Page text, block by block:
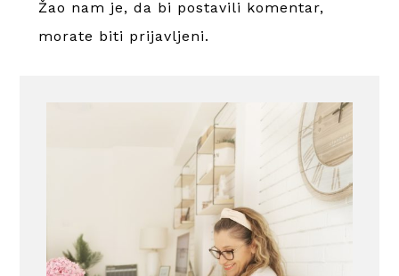
Žao nam je, da bi postavili komentar,
morate biti prijavljeni.